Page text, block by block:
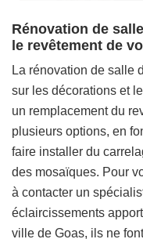
Rénovation de
le revêtement de
La rénovation de salle
sur les décorations et
un remplacement du
plusieurs options, en
faire installer du
des mosaïques. Pour
à contacter un
éclaircissements
ville de Goas, ils ne